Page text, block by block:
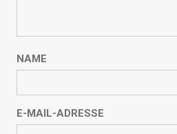
NAME
E-MAIL-ADRESSE